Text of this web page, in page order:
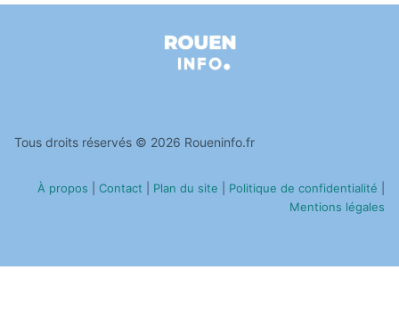
Tous droits réservés © 2026 Roueninfo.fr
À propos Contact Plan du site Politique de confidentialité
Mentions légales